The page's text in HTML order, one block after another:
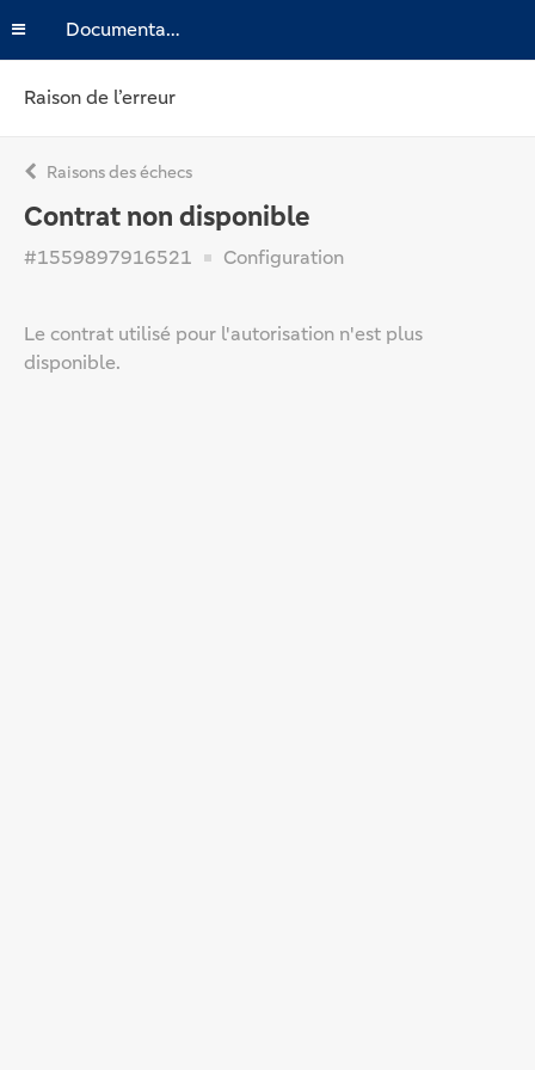
Documentation
Raison de l’erreur
Raisons des échecs
Contrat non disponible
#1559897916521 Configuration
Le contrat utilisé pour l'autorisation n'est plus
disponible.